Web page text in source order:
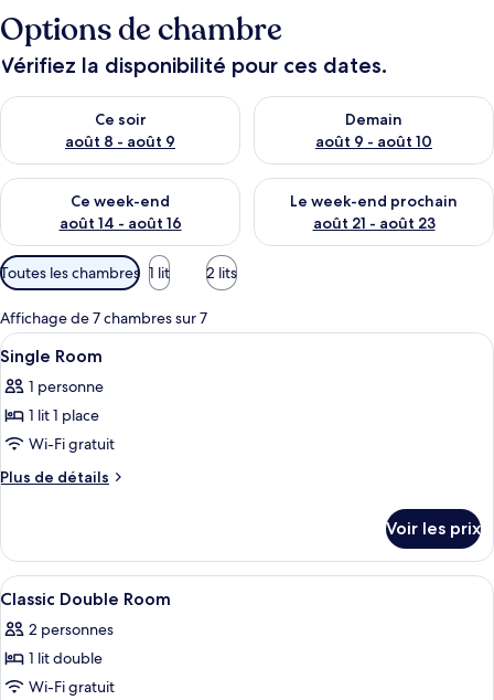
Options de chambre
Vérifiez la disponibilité pour ces dates.
Ce soir
août 8 - août 9
Vérifier la disponibilité pour ce soir août 8 - août 9
Demain
août 9 - août 10
Vérifier la disponibilité pour
Ce week-end
août 14 - août 16
Vérifier la disponibilité pour ce week-end août 14 - août 16
Le week-end prochain
août 21 - août 23
Vérifier la disponibilité pour
Filtres
disponibles
pour
les
chambres
Toutes les chambres 1 lit 2 lits
Affichage de 7 chambres sur 7
Afficher
toutes
les
photos
pour
ce
chambre :
Single
Room
1 chambre, literie de qualité supérieure
6
Single Room
1 personne
1 lit 1 place
Wi-Fi gratuit
Plus de détails
Plus
le
type
de
Single
Room
Voir les prix
Afficher
toutes
les
photos
pour
1 chambre, literie de qualité supérieure
2
Classic Double Room
2 personnes
1 lit double
Wi-Fi gratuit